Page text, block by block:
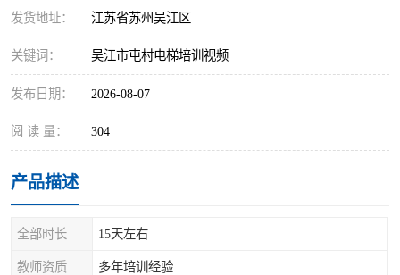
发货地址： 江苏省苏州吴江区
关键词： 吴江市屯村电梯培训视频
发布日期： 2026-08-07
阅 读 量： 304
产品描述
全部时长 15天左右
教师资质 多年培训经验